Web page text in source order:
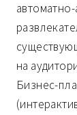
на
Бизнес-